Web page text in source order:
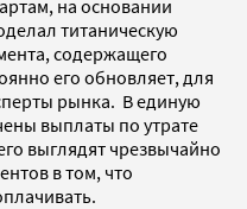
на основании
титаническую
содержащего
его обновляет, для
рынка. В единую
выплаты по утрате
выглядят чрезвычайно
в том, что